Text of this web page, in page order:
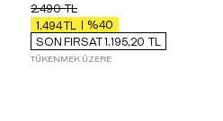
2.490TL
1.494TL
%40
SON FIRSAT 1.195,20 TL
TÜKENMEK ÜZERE